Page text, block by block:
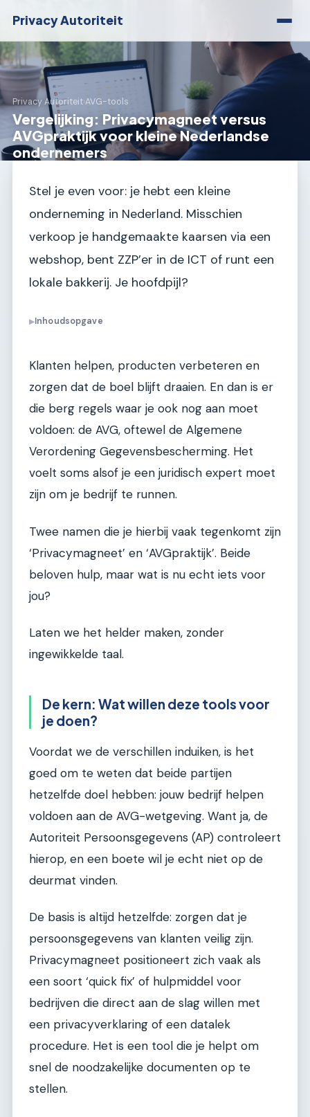
Privacy Autoriteit
Privacy Autoriteit›AVG-tools
Vergelijking: Privacymagneet versus
AVGpraktijk voor kleine Nederlandse
ondernemers
Stel je even voor: je hebt een kleine
onderneming in Nederland. Misschien
verkoop je handgemaakte kaarsen via een
webshop, bent ZZP’er in de ICT of runt een
lokale bakkerij. Je hoofdpijl?
▶Inhoudsopgave
Klanten helpen, producten verbeteren en
zorgen dat de boel blijft draaien. En dan is er
die berg regels waar je ook nog aan moet
voldoen: de AVG, oftewel de Algemene
Verordening Gegevensbescherming. Het
voelt soms alsof je een juridisch expert moet
zijn om je bedrijf te runnen.
Twee namen die je hierbij vaak tegenkomt zijn
‘Privacymagneet’ en ‘AVGpraktijk’. Beide
beloven hulp, maar wat is nu echt iets voor
jou?
Laten we het helder maken, zonder
ingewikkelde taal.
De kern: Wat willen deze tools voor
je doen?
Voordat we de verschillen induiken, is het
goed om te weten dat beide partijen
hetzelfde doel hebben: jouw bedrijf helpen
voldoen aan de AVG-wetgeving. Want ja, de
Autoriteit Persoonsgegevens (AP) controleert
hierop, en een boete wil je echt niet op de
deurmat vinden.
De basis is altijd hetzelfde: zorgen dat je
persoonsgegevens van klanten veilig zijn.
Privacymagneet positioneert zich vaak als
een soort ‘quick fix’ of hulpmiddel voor
bedrijven die direct aan de slag willen met
een privacyverklaring of een datalek
procedure. Het is een tool die je helpt om
snel de noodzakelijke documenten op te
stellen.